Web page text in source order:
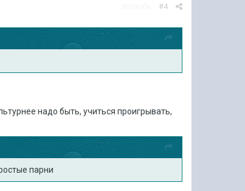
#4
надо быть, учиться проигрывать,
парни